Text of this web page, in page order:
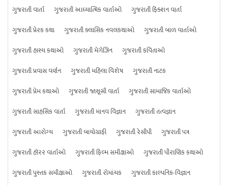
ગુજરાતી વાર્તા ગુજરાતી આધ્યાત્મિક વાર્તાઓ
ગુજરાતી ફિક્શન વાર્તા
ગુજરાતી પ્રેરક કથા
ગુજરાતી ક્લાસિક નવલકથાઓ
ગુજરાતી બાળ વાર્તાઓ
ગુજરાતી હાસ્ય કથાઓ
ગુજરાતી મેગેઝિન
ગુજરાતી કવિતાઓ
ગુજરાતી પ્રવાસ વર્ણન
ગુજરાતી મહિલા વિશેષ
ગુજરાતી નાટક
ગુજરાતી પ્રેમ કથાઓ
ગુજરાતી જાસૂસી વાર્તા
ગુજરાતી સામાજિક વાર્તાઓ
ગુજરાતી સાહસિક વાર્તા
ગુજરાતી માનવ વિજ્ઞાન
ગુજરાતી તત્વજ્ઞાન
ગુજરાતી આરોગ્ય
ગુજરાતી બાયોગ્રાફી ગુજરાતી રેસીપી
ગુજરાતી પત્ર
ગુજરાતી હૉરર વાર્તાઓ
ગુજરાતી ફિલ્મ સમીક્ષાઓ
ગુજરાતી પૌરાણિક કથાઓ
ગુજરાતી પુસ્તક સમીક્ષાઓ
ગુજરાતી રોમાંચક ગુજરાતી કાલ્પનિક-વિજ્ઞાન